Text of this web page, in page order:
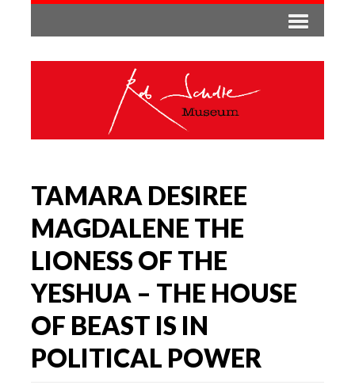
TAMARA DESIREE
MAGDALENE THE
LIONESS OF THE
YESHUA – THE HOUSE
OF BEAST IS IN
POLITICAL POWER